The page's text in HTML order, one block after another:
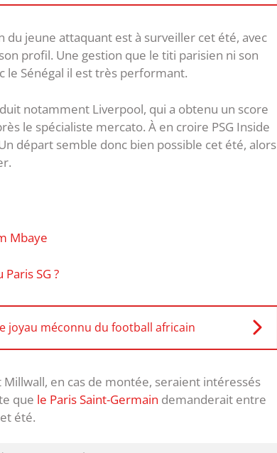
du jeune attaquant est à surveiller cet été, avec
profil. Une gestion que le titi parisien ni son
le Sénégal il est très performant.
notamment Liverpool, qui a obtenu un score
le spécialiste mercato. À en croire PSG Inside
départ semble donc bien possible cet été, alors
Mbaye
SG ?
joyau méconnu du football africain
en cas de montée, seraient intéressés
que le Paris Saint-Germain demanderait entre
été.